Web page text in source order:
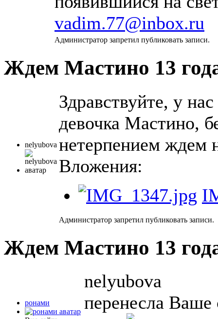
vadim.77@inbox.ru
Администратор запретил публиковать записи.
Ждем Мастино 13
nelyubova
Здравствуйте, у
девочка Мастино,
нетерпением ждем
Вложения:
Администратор запретил публиковать записи.
Ждем Мастино 13
ронами
nelyubova
перенесла